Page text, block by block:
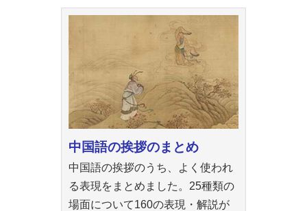
中国語の挨拶のまとめ
中国語の挨拶のうち、よく使われ
る表現をまとめました。25種類の
場面について160の表現・解説が